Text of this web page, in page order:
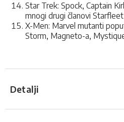
Star Trek: Spock, Captain
mnogi drugi članovi
X-Men: Marvel mutanti
Storm, Magneto-a,
Detalji